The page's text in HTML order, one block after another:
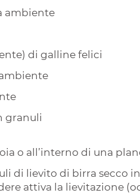
ambiente
di galline felici
granuli
o all’interno di una
di lievito di birra secco
attiva la lievitazione